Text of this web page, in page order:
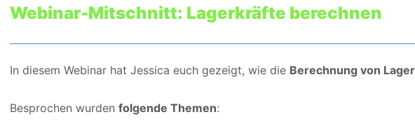
Webinar-Mitschnitt: Lagerkräfte berechnen
In diesem Webinar hat Jessica euch gezeigt, wie die Berechnung von
Besprochen wurden folgende Themen: